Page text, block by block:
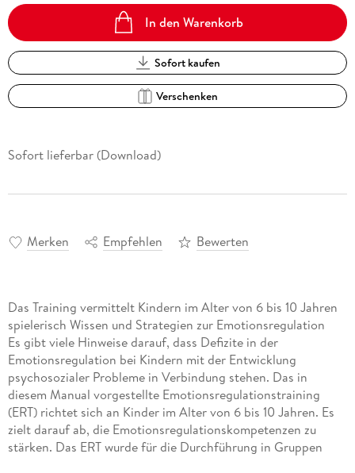
In den Warenkorb
Sofort kaufen
Verschenken
Sofort lieferbar (Download)
Merken Empfehlen Bewerten
Das Training vermittelt Kindern im Alter von 6 bis 10 Jahren
spielerisch Wissen und Strategien zur Emotionsregulation
Es gibt viele Hinweise darauf, dass Defizite in der
Emotionsregulation bei Kindern mit der Entwicklung
psychosozialer Probleme in Verbindung stehen. Das in
diesem Manual vorgestellte Emotionsregulationstraining
(ERT) richtet sich an Kinder im Alter von 6 bis 10 Jahren. Es
zielt darauf ab, die Emotionsregulationskompetenzen zu
stärken. Das ERT wurde für die Durchführung in Gruppen